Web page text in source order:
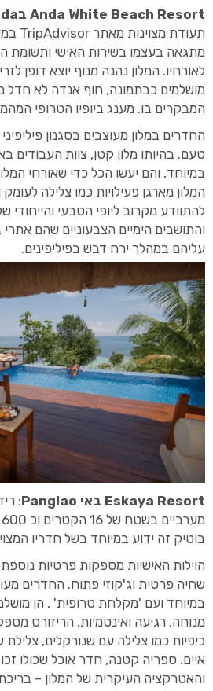
Anda White Beach Resort בAnda
מתגאה בעצמו בשירות האישי ותשומת
לאורחיו. המלון נהנה מנוף יוצא דופן
מושלמים כבתמונה, חוף אנדה לא חדל
המבקרים בו. מענג ביופיו הטרופי
החדרים במלון מעוצבים בסגנון
טעם. בהיותו מלון קטן, צוות העבודים
במיוחד, והם יעשו הכל כדי שאורחי
המלון מארגן פעילויות כמו צלילה
להתוודע מקרוב ליופי הטבעי והייחודי
והתושבים הימיים הצבעוניים שהם אתרי
עליהם במהלך ירח דבש בפיליפינים.
Eskaya Resort באי Panglao
בוטיק זה ידוע במיוחד בשל חדריו
הוילות האישיות מספקות פרטיות
שחיה פרטית וג'קוזי פתוח. החדרים
במיוחד ועם 'מקלחת טרופית' , הן
מנוחה, רגיעה ואינטמיות. הריזורט
כיפיות כמו צלילה עם שנורקלים, צלילת
איים. ספריה קטנה, חדר אוכל שכולו